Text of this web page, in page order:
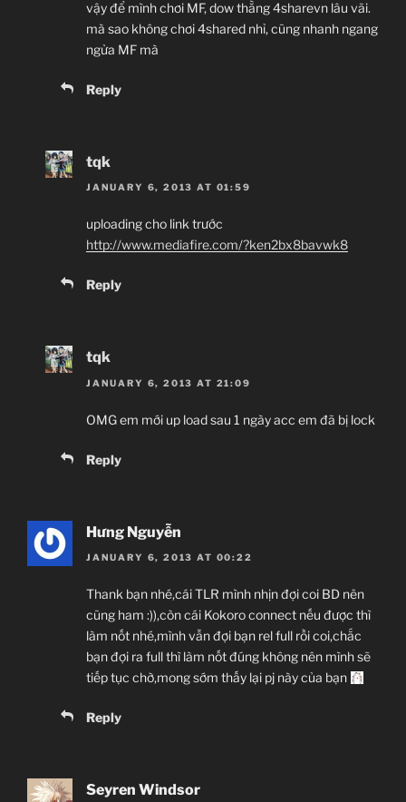
vậy để mình chơi MF, dow thằng 4sharevn lâu vãi.
mà sao không chơi 4shared nhỉ, cũng nhanh ngang
ngửa MF mà
Reply
tqk
JANUARY 6, 2013 AT 01:59
uploading cho link trước
http://www.mediafire.com/?ken2bx8bavwk8
Reply
tqk
JANUARY 6, 2013 AT 21:09
OMG em mới up load sau 1 ngày acc em đã bị lock
Reply
Hưng Nguyễn
JANUARY 6, 2013 AT 00:22
Thank bạn nhé,cái TLR mình nhịn đợi coi BD nên
cũng ham :)),còn cái Kokoro connect nếu được thì
làm nốt nhé,mình vẫn đợi bạn rel full rồi coi,chắc
bạn đợi ra full thì làm nốt đúng không nên mình sẽ
tiếp tục chờ,mong sớm thấy lại pj này của bạn
Reply
Seyren Windsor